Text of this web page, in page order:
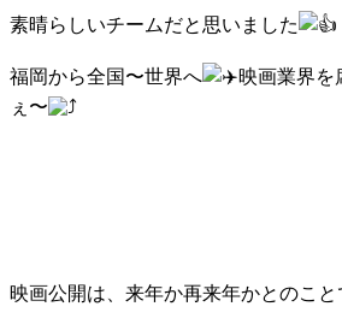
素晴らしいチームだと思いました
福岡から全国〜世界へ
映画業界を
ぇ〜
映画公開は、来年か再来年かとのこと